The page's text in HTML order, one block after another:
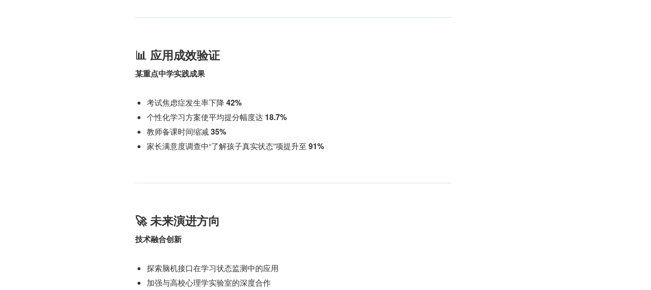
📊 应用成效验证
某重点中学实践成果
考试焦虑症发生率下降 42%
个性化学习方案使平均提分幅度达 18.7%
教师备课时间缩减 35%
家长满意度调查中“了解孩子真实状态”项提升至 91%
🚀 未来演进方向
技术融合创新
探索脑机接口在学习状态监测中的应用
加强与高校心理学实验室的深度合作